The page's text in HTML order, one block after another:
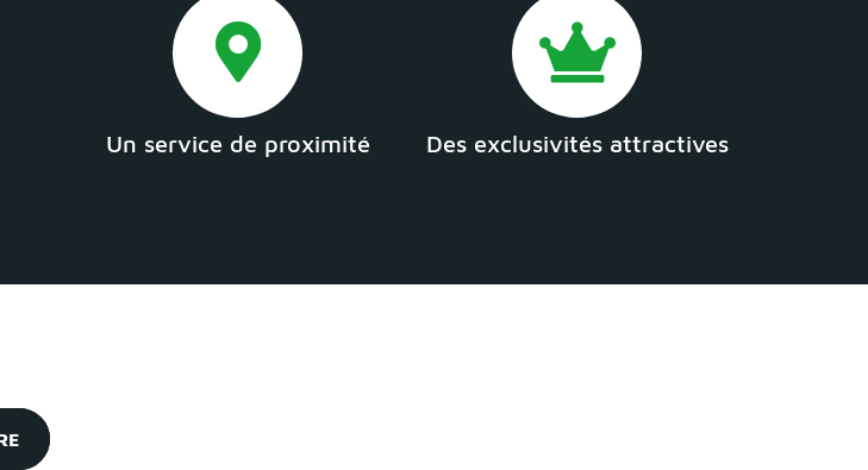
Un service de proximité Des exclusivités attractives